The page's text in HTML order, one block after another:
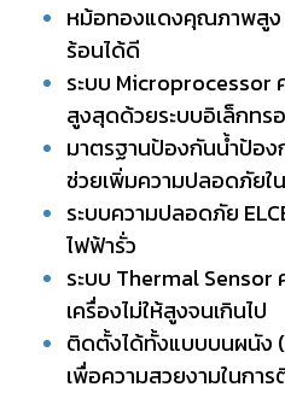
หม้อทองแดงคุณภาพสูง
ร้อนได้ดี
ระบบ
สูงสุดด้วยระบบอิเล็กทร
มาตรฐานป้องกันน้ำป้อง
ช่วยเพิ่มความปลอดภัยใ
ระบบความปลอดภัย
ไฟฟ้ารั่ว
ระบบ Thermal
เครื่องไม่ให้สูงจนเกินไป
ติดตั้งได้ทั้งแบบบนผนัง
เพื่อความสวยงามในกา